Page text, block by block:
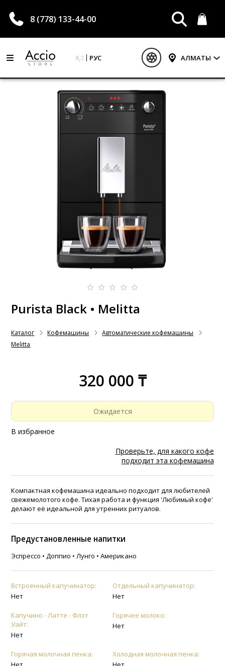
8 (778) 133-44-00
ҚАЗ РУС АЛМАТЫ
Purista Black • Melitta
Каталог Кофемашины
Автоматические кофемашины
Melitta
320 000 ₸
Ожидается
В избранное
Проверьте, для какого кофе
подходит эта кофемашина
Компактная кофемашина идеально подходит для любителей
свежемолотого кофе. Тихая работа и функция 'Любимый кофе'
делают её идеальной для утренних ритуалов.
Предустановленные напитки
Эспрессо • Доппио • Лунго • Американо
Встроенный капучинатор:
Нет
Отдельный капучинатор:
Нет
Капучино - Латте - Флэт
Уайт:
Нет
Горячее молоко:
Нет
Горячая молочная пенка:
Холодная молочная пенка: